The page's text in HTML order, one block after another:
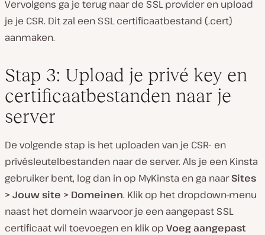
Vervolgens ga je terug naar de SSL provider en upload
je je CSR. Dit zal een SSL certificaatbestand (.cert)
aanmaken.
Stap 3: Upload je privé key en
certificaatbestanden naar je
server
De volgende stap is het uploaden van je CSR- en
privésleutelbestanden naar de server. Als je een Kinsta
gebruiker bent, log dan in op MyKinsta en ga naarSites
> Jouw site > Domeinen. Klik op het dropdown-menu
naast het domein waarvoor je een aangepast SSL
certificaat wil toevoegen en klik op Voeg aangepast